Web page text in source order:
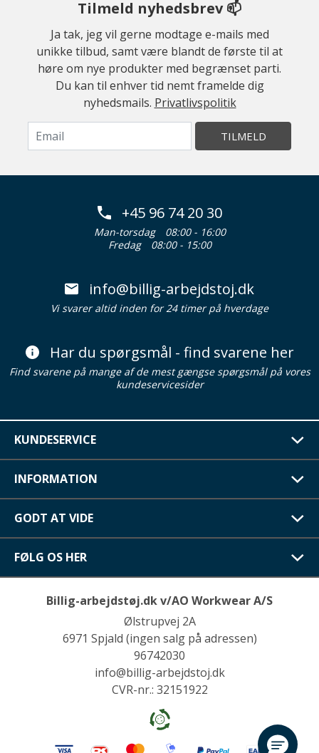
Tilmeld nyhedsbrev 📫
Ja tak, jeg vil gerne modtage e-mails med
unikke tilbud, samt være blandt de første til at
høre om nye produkter med begrænset parti.
Du kan til enhver tid nemt framelde dig
nyhedsmails. Privatlivspolitik
TILMELD
+45 96 74 20 30
Man-torsdag
08:00 - 16:00
Fredag
08:00 - 15:00
info@billig-arbejdstoj.dk
Vi svarer altid inden for 24 timer på hverdage
Har du spørgsmål - find svarene her
Find svarene på mange af de mest gængse spørgsmål på vores
kundeservicesider
KUNDESERVICE
INFORMATION
GODT AT VIDE
FØLG OS HER
Billig-arbejdstøj.dk v/AO Workwear A/S
Ølstrupvej 2A
6971 Spjald (ingen salg på adressen)
96742030
info@billig-arbejdstoj.dk
CVR-nr.: 32151922